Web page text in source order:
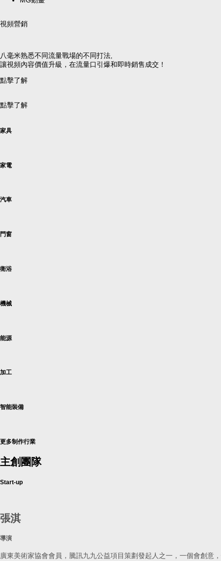
視頻營銷
八毫米熟悉不同流量戰場的不同打法,
讓視頻內容價值升級，在流量口引爆和即時銷售成交！
點擊了解
點擊了解
家具
家電
汽車
門窗
衛浴
機械
能源
加工
智能裝備
更多制作行業
主創團隊
Start-up
張淇
導演
廣東美術家協會會員，騰訊九九公益項目策劃發起人之一，一個會創意